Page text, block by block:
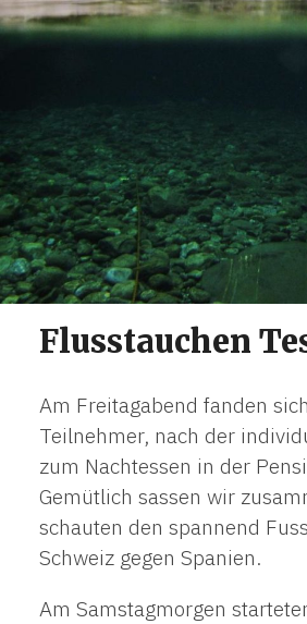
Flusstauchen
Am Freitagabend fanden
Teilnehmer, nach der
zum Nachtessen in der
Gemütlich sassen wir
schauten den spannend
Schweiz gegen Spanien.
Am Samstagmorgen